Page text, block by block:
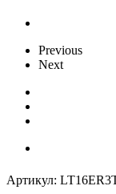
Previous
Next
Артикул: